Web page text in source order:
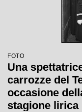
FOTO
Una
carrozze del
occasione
stagione lirica